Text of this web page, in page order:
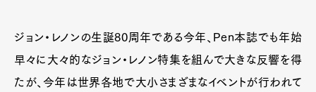
ジョン・レノンの生誕80周年である今年、Pen本誌でも年始
早々に大々的なジョン・レノン特集を組んで大きな反響を得
たが、今年は世界各地で大小さまざまなイベントが行われて